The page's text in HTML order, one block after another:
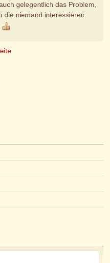
gelegentlich das Problem,
die niemand interessieren.